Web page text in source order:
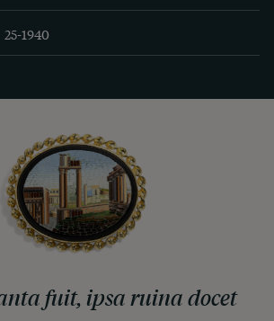
25-1940
fuit, ipsa ruina docet